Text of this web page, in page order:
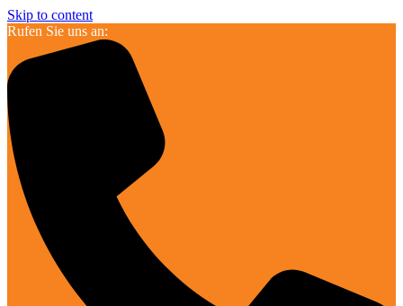
Skip to content
Rufen Sie uns an: